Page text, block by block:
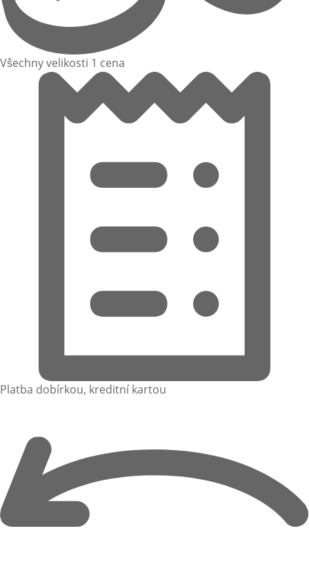
Všechny velikosti 1 cena
Platba dobírkou, kreditní kartou